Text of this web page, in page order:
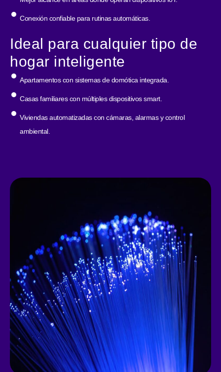
Conexión confiable para rutinas automáticas.
Ideal para cualquier tipo de
hogar inteligente
Apartamentos con sistemas de domótica integrada.
Casas familiares con múltiples dispositivos smart.
Viviendas automatizadas con cámaras, alarmas y control
ambiental.